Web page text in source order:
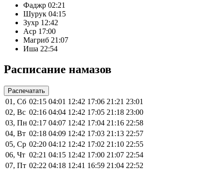
Фаджр 02:21
Шурук 04:15
Зухр 12:42
Аср 17:00
Магриб 21:07
Иша 22:54
Расписание намазов
Распечатать
01, Сб 02:15 04:01 12:42 17:06 21:21 23:01
02, Вс 02:16 04:04 12:42 17:05 21:18 23:00
03, Пн 02:17 04:07 12:42 17:04 21:16 22:58
04, Вт 02:18 04:09 12:42 17:03 21:13 22:57
05, Ср 02:20 04:12 12:42 17:02 21:10 22:55
06, Чт 02:21 04:15 12:42 17:00 21:07 22:54
07, Пт 02:22 04:18 12:41 16:59 21:04 22:52